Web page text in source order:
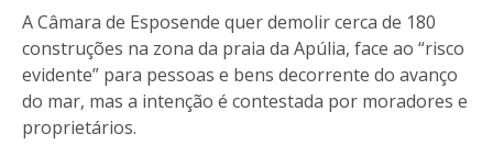
A Câmara de Esposende quer demolir cerca de 180
construções na zona da praia da Apúlia, face ao “risco
evidente” para pessoas e bens decorrente do avanço
do mar, mas a intenção é contestada por moradores e
proprietários.